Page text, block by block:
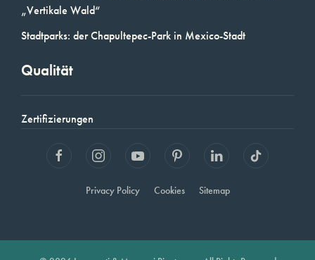
„Vertikale Wald“
Stadtparks: der Chapultepec-Park in Mexico-Stadt
Qualität
Zertifizierungen
Privacy Policy Cookies Sitemap